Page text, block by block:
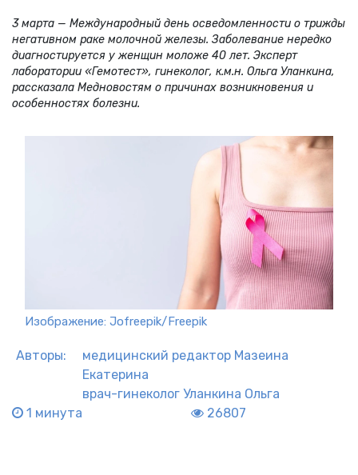
3 марта — Международный день осведомленности о трижды
негативном раке молочной железы. Заболевание нередко
диагностируется у женщин моложе 40 лет. Эксперт
лаборатории «Гемотест», гинеколог, к.м.н. Ольга Уланкина,
рассказала Медновостям о причинах возникновения и
особенностях болезни.
Изображение: Jofreepik/Freepik
Авторы: медицинский редактор Мазеина
Екатерина
врач-гинеколог Уланкина Ольга
1 минута
26807